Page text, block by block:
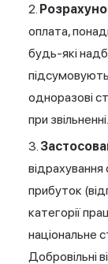
оплата,
будь-які
одноразові
при звільненні.
прибуток
категорії
національне
Добровільні